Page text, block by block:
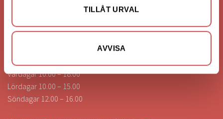
TILLÅT URVAL
AVVISA
Vardagar 10.00 – 18.00
Lördagar 10.00 – 15.00
Söndagar 12.00 – 16.00